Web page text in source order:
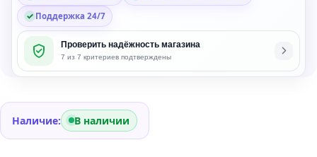
Поддержка 24/7
Проверить надёжность магазина
7 из 7 критериев подтверждены
Наличие: В наличии